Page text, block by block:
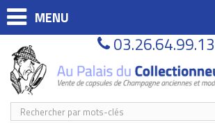
MENU
03.26.64.99.13